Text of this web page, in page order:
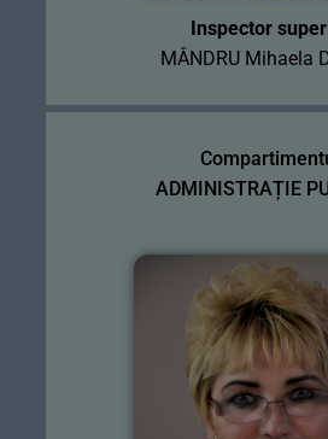
Inspector
MÂNDRU Mihaela
ADMINISTRAȚIE